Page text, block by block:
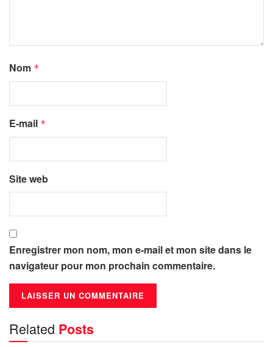
Nom *
E-mail *
Site web
Enregistrer mon nom, mon e-mail et mon site dans le
navigateur pour mon prochain commentaire.
Related Posts